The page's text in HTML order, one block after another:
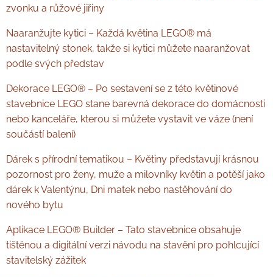
zvonku a růžové jiřiny
Naaranžujte kytici – Každá květina LEGO® má
nastavitelný stonek, takže si kytici můžete naaranžovat
podle svých představ
Dekorace LEGO® – Po sestavení se z této květinové
stavebnice LEGO stane barevná dekorace do domácnosti
nebo kanceláře, kterou si můžete vystavit ve váze (není
součástí balení)
Dárek s přírodní tematikou – Květiny představují krásnou
pozornost pro ženy, muže a milovníky květin a potěší jako
dárek k Valentýnu, Dni matek nebo nastěhování do
nového bytu
Aplikace LEGO® Builder – Tato stavebnice obsahuje
tištěnou a digitální verzi návodu na stavění pro pohlcující
stavitelský zážitek